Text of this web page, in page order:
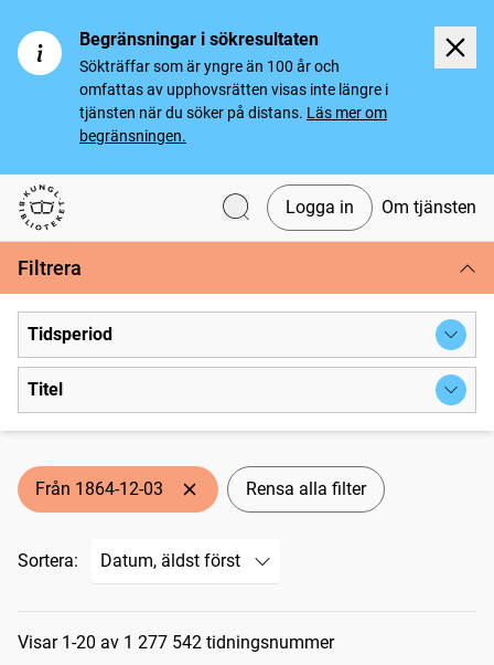
Begränsningar i sökresultaten
Sökträffar som är yngre än 100 år och
omfattas av upphovsrätten visas inte längre i
tjänsten när du söker på distans. Läs mer om
begränsningen.
Svenska tidningar
Logga in Om tjänsten
Filtrera
Tidsperiod
Titel
Från 1864-12-03 Rensa alla filter
Sortera:
Sökresultat
Visar 1-20 av 1 277 542 tidningsnummer